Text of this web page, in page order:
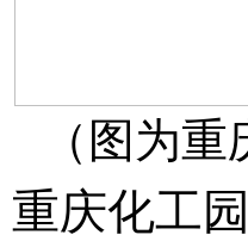
（图为
重庆化工